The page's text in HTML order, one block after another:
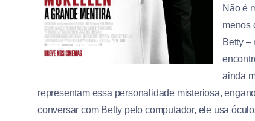
Não é
menos
Betty –
ainda
representam essa personalidade misteriosa,
conversar com Betty pelo computador, ele usa